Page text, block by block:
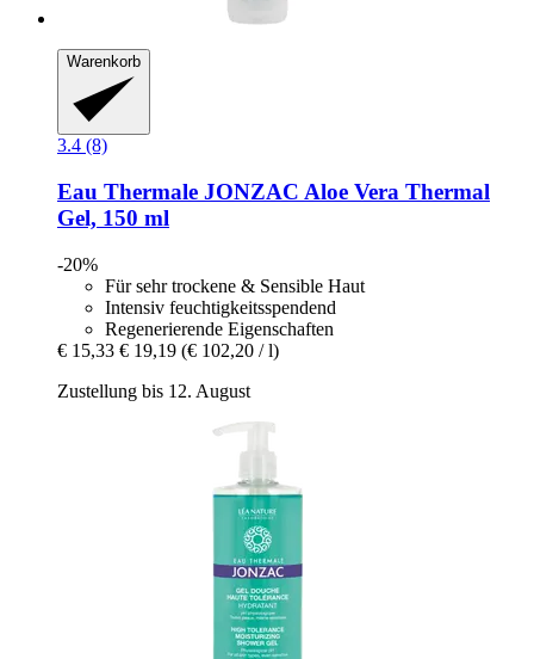
Warenkorb
3.4 (8)
Eau Thermale JONZAC Aloe Vera Thermal
Gel, 150 ml
-20%
Für sehr trockene & Sensible Haut
Intensiv feuchtigkeitsspendend
Regenerierende Eigenschaften
€ 15,33 € 19,19 (€ 102,20 / l)
Zustellung bis 12. August